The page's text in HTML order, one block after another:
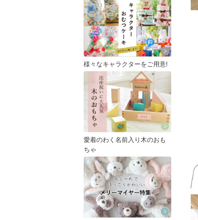
様々なキャラクターをご用意!
愛着のわく名前入り木のおも
ちゃ